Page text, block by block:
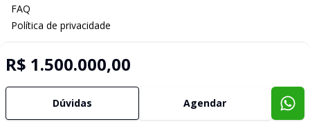
R$ 1.500.000,00
Dúvidas Agendar
FAQ
Política de privacidade
Selo de Tecnologia Loft